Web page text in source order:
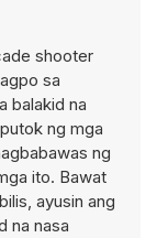
shooter
sa
balakid na
ng mga
ng
ito. Bawat
ayusin ang
na nasa